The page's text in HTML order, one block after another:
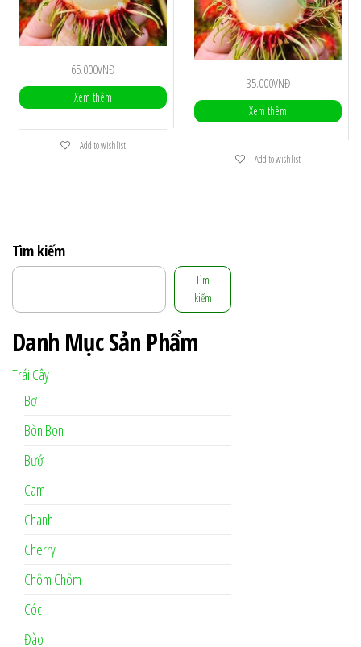
65.000VNĐ
Xem thêm
Add to wishlist
35.000VNĐ
Xem thêm
Add to wishlist
Tìm kiếm
Tìm
kiếm
Danh Mục Sản Phẩm
Trái Cây
Bơ
Bòn Bon
Bưởi
Cam
Chanh
Cherry
Chôm Chôm
Cóc
Đào